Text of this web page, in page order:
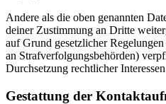
Andere als die oben genannten
deiner Zustimmung an Dritte
auf Grund gesetzlicher
an Strafverfolgungsbehörden)
Durchsetzung rechtlicher
Gestattung der